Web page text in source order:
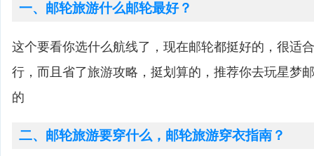
一、邮轮旅游什么邮轮最好？
这个要看你选什么航线了，现在邮轮都挺好的，很适
行，而且省了旅游攻略，挺划算的，推荐你去玩星梦
的
二、邮轮旅游要穿什么，邮轮旅游穿衣指南？